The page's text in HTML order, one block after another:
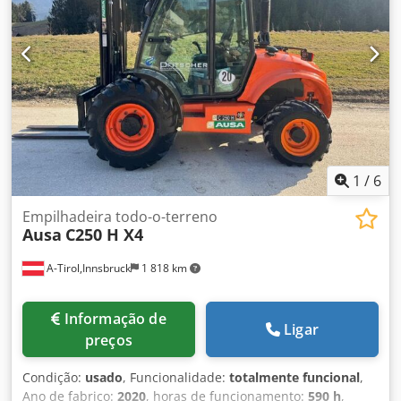
Af Hja Estado: Pronto para uso e totalmente funcional
Estado técnico: bom Estado dos pneus dianteiros: 80–100%
Estado dos pneus traseiros: 80–100% Tipo de bateria:
partida 3ª válvula, aquecimento, homologação rodoviária
(STVZO), cabine completa, espelhos exteriores, joystick,
limpador de para-brisa.
1 / 6
A-Tirol,Innsbruck 1 818 km
Empilhadeira todo-o-terreno
Ausa C250 H X4
preços
Ligar
Condição: usado, Funcionalidade: totalmente funcional,
Ano de fabrico: 2020, horas de funcionamento: 590 h,